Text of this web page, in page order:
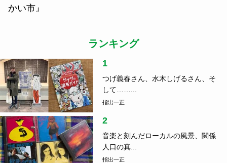
かい市』
ランキング
1
つげ義春さん、水木しげるさん、そ
して……...
指出一正
2
音楽と刻んだローカルの風景、関係
人口の真...
指出一正